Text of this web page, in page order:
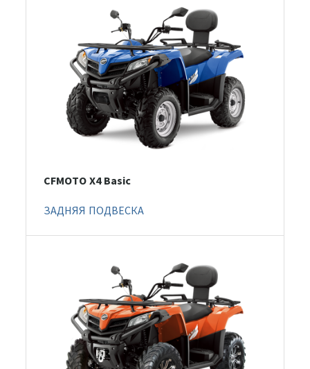
CFMOTO X4 Basic
ЗАДНЯЯ ПОДВЕСКА